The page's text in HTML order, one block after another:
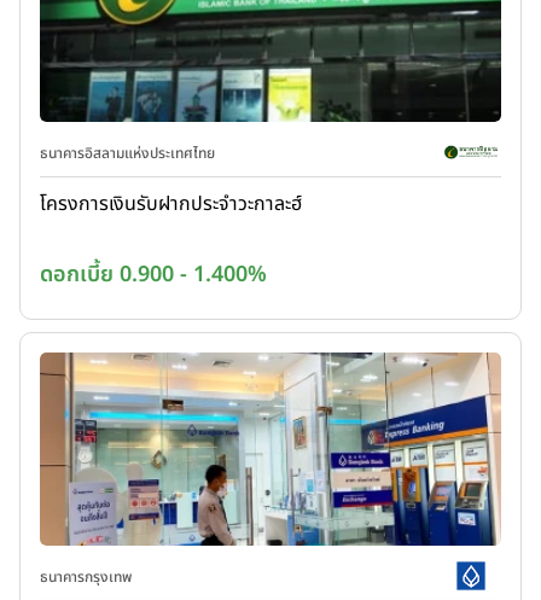
ธนาคารอิสลามแห่งประเทศไทย
โครงการเงินรับฝากประจำวะกาละฮ์
ดอกเบี้ย 0.900 - 1.400%
ธนาคารกรุงเทพ